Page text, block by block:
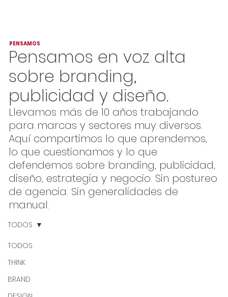
PENSAMOS
Pensamos en voz alta
sobre branding,
publicidad y diseño.
Llevamos más de 10 años trabajando
para marcas y sectores muy diversos.
Aquí compartimos lo que aprendemos,
lo que cuestionamos y lo que
defendemos sobre branding, publicidad,
diseño, estrategia y negocio. Sin postureo
de agencia. Sin generalidades de
manual.
TODOS
THINK
BRAND
TODOS